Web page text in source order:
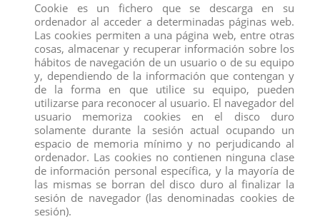
CM DE COMANSI, EXPO 24 UNIDADES
Cookie es un fichero que se descarga en su
ordenador al acceder a determinadas páginas web.
Las cookies permiten a una página web, entre otras
cosas, almacenar y recuperar información sobre los
hábitos de navegación de un usuario o de su equipo
y, dependiendo de la información que contengan y
de la forma en que utilice su equipo, pueden
utilizarse para reconocer al usuario. El navegador del
usuario memoriza cookies en el disco duro
solamente durante la sesión actual ocupando un
espacio de memoria mínimo y no perjudicando al
ordenador. Las cookies no contienen ninguna clase
de información personal específica, y la mayoría de
las mismas se borran del disco duro al finalizar la
sesión de navegador (las denominadas cookies de
sesión).